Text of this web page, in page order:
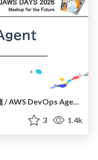
AWS DevOps Agent vs SRE俺 / AWS DevOps Agent vs me, the SRE
3 1.4k